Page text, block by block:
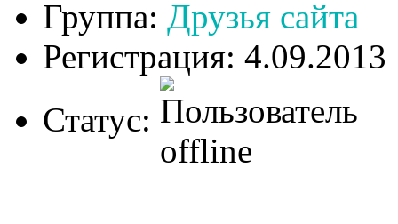
Группа: Друзья сайта
Регистрация: 4.09.2013
Статус: